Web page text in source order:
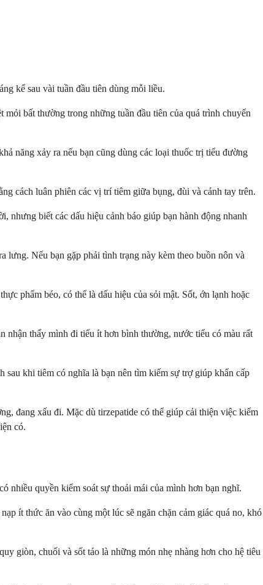
kể sau vài tuần đầu tiên dùng mỗi liều.
bất thường trong những tuần đầu tiên của quá trình chuyển
năng xảy ra nếu bạn cũng dùng các loại thuốc trị tiểu đường
cách luân phiên các vị trí tiêm giữa bụng, đùi và cánh tay trên.
biết các dấu hiệu cảnh báo giúp bạn hành động nhanh
Nếu bạn gặp phải tình trạng này kèm theo buồn nôn và
phẩm béo, có thể là dấu hiệu của sỏi mật. Sốt, ớn lạnh hoặc
nhận thấy mình đi tiểu ít hơn bình thường, nước tiểu có màu rất
khi tiêm có nghĩa là bạn nên tìm kiếm sự trợ giúp khẩn cấp
đang xấu đi. Mặc dù tirzepatide có thể giúp cải thiện việc kiểm
có.
nhiều quyền kiểm soát sự thoải mái của mình hơn bạn nghĩ.
ít thức ăn vào cùng một lúc sẽ ngăn chặn cảm giác quá no, khó
giòn, chuối và sốt táo là những món nhẹ nhàng hơn cho hệ tiêu